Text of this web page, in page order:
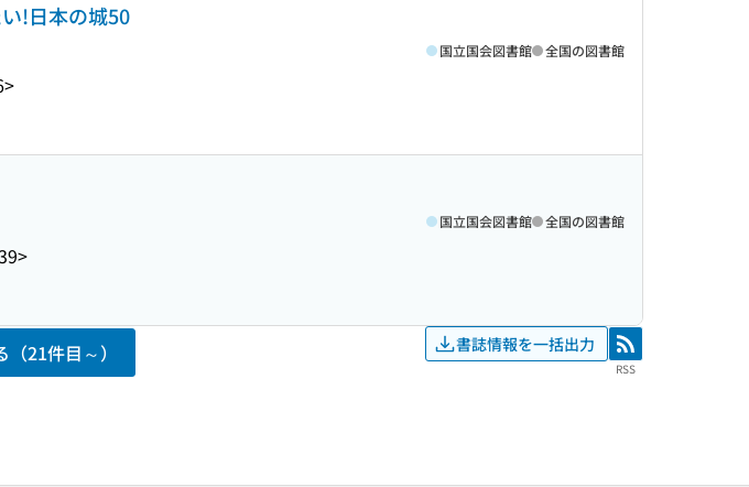
!日本の城50
国立国会図書館 全国の図書館
国立国会図書館 全国の図書館
21件目～） 書誌情報を一括出力 RSS
RSS